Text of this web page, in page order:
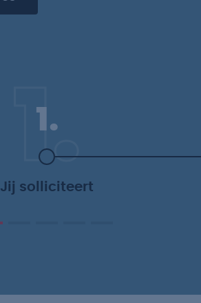
1.
1.
Jij solliciteert